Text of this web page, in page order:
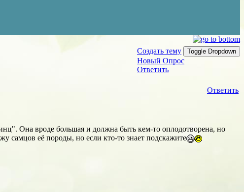
Создать тему
Toggle Dropdown
Новый Опрос
Ответить
Ответить
Она вроде большая и должна быть кем-то оплодотворена, но
самцов её породы, но если кто-то знает подскажите